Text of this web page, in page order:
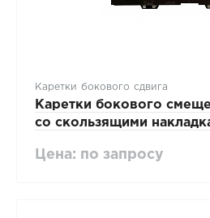
Каретки бокового сдвига
Каретки бокового
со скользящими
Цена: по запросу